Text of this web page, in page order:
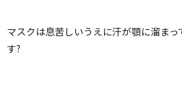
マスクは息苦しいうえに汗が顎に溜ま
す?